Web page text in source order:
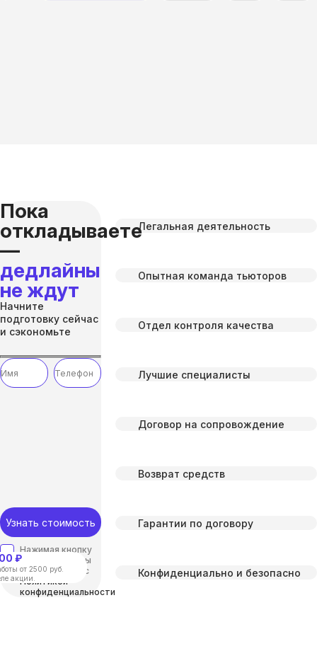
Пока
откладываете
—
дедлайны
не ждут
Начните
подготовку сейчас
и сэкономьте
Узнать стоимость
Нажимая кнопку
“отправить”, вы
соглашаетесь с
Политикой
конфиденциальности
₽
от 2500 руб.
акции.
Легальная деятельность
Опытная команда тьюторов
Отдел контроля качества
Лучшие специалисты
Договор на сопровождение
Возврат средств
Гарантии по договору
Конфиденциально и безопасно